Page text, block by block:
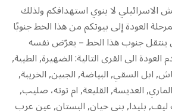
الاسرائيلي لا ينوي استهدافكم ولذلك
العودة إلى بيوتكم من هذا الخط جنوبًا
جنوب هذا الخط – يعرّض نفسه
الى القرى التالية: الضهيرة, الطيبة,
ابل السقي, البياضة, الجبين, الخريبة,
العديسة, القليعة, ام توته، صليب,
بليدا, بني حيان, البستان, عين عرب